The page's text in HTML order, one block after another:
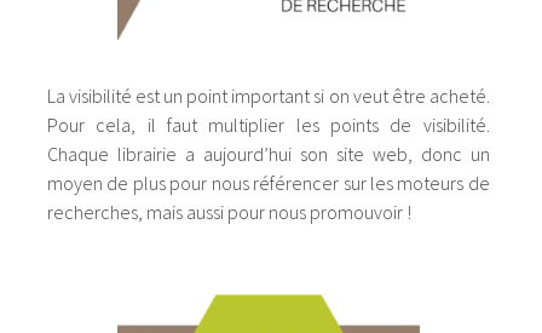
La visibilité est un point important si on veut être acheté.
Pour cela, il faut multiplier les points de visibilité.
Chaque librairie a aujourd’hui son site web, donc un
moyen de plus pour nous référencer sur les moteurs de
recherches, mais aussi pour nous promouvoir !